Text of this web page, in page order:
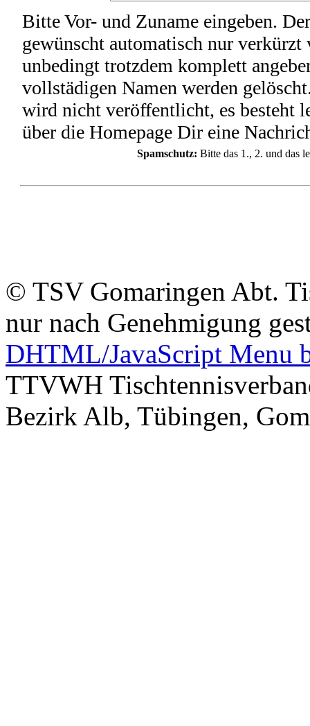
Bitte Vor- und Zuname eingeben.
gewünscht automatisch nur
unbedingt trotzdem komplett
vollstädigen Namen werden
wird nicht veröffentlicht, es besteht
über die Homepage Dir eine
Spamschutz: Bitte das 1., 2. und das
© TSV Gomaringen Abt.
nur nach Genehmigung
DHTML/JavaScript Menu
TTVWH
Bezirk Alb, Tübingen,